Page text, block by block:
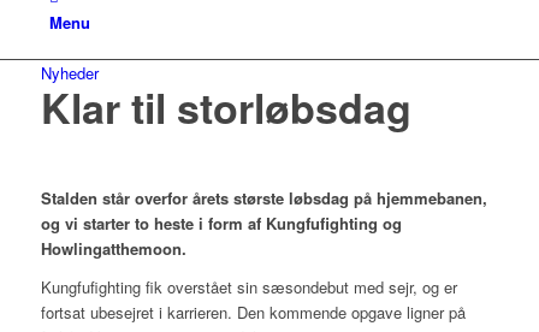
Menu
Nyheder
Klar til storløbsdag
Stalden står overfor årets største løbsdag på hjemmebanen,
og vi starter to heste i form af Kungfufighting og
Howlingatthemoon.
Kungfufighting fik overstået sin sæsondebut med sejr, og er
fortsat ubesejret i karrieren. Den kommende opgave ligner på